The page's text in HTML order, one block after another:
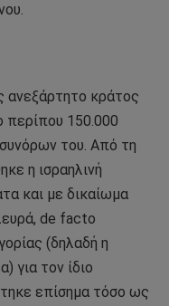
ανεξάρτητο κράτος
περίπου 150.000
του. Από τη
η ισραηλινή
και με δικαίωμα
de facto
(δηλαδή η
για τον ίδιο
επίσημα τόσο ως